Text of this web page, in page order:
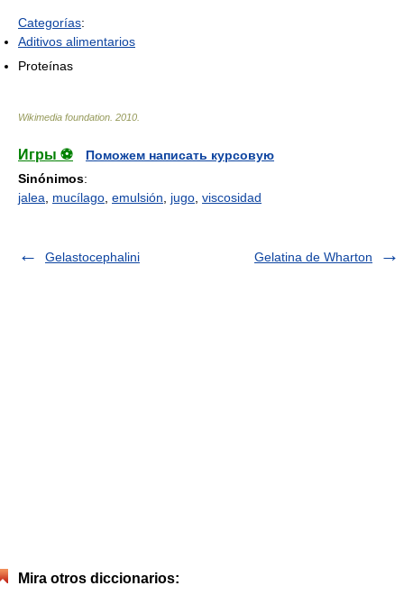
Categorías:
Aditivos alimentarios
Proteínas
Wikimedia foundation 2010
Игры ⚽
Поможем написать курсовую
Sinónimos:
jalea, mucílago, emulsión, jugo, viscosidad
Gelastocephalini Gelatina de Wharton
Mira otros diccionarios: